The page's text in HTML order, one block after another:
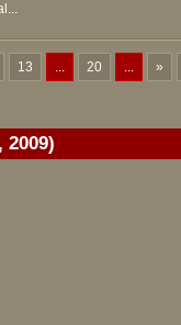
13 ... 20 ... »
2009)